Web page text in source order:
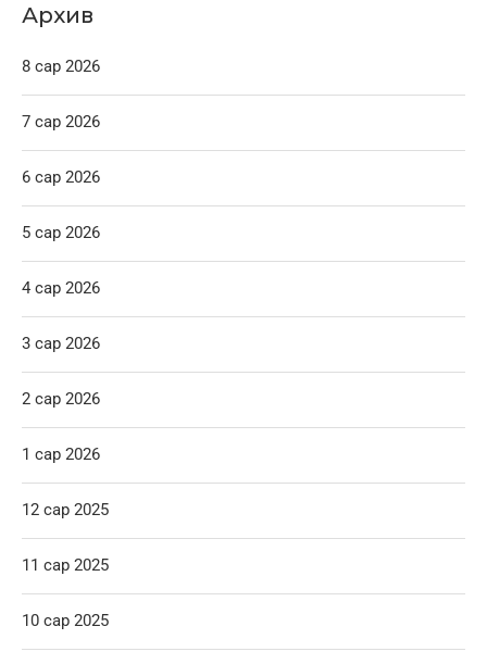
Архив
8 сар 2026
7 сар 2026
6 сар 2026
5 сар 2026
4 сар 2026
3 сар 2026
2 сар 2026
1 сар 2026
12 сар 2025
11 сар 2025
10 сар 2025